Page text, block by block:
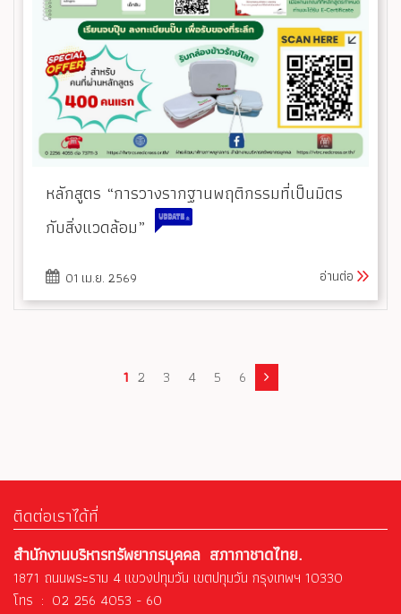
หลักสูตร “การวางรากฐานพฤติกรรมที่เป็นมิตร
กับสิ่งแวดล้อม”
01 เม.ย. 2569 อ่านต่อ
1 2 3 4 5 6
ติดต่อเราได้ที่
สำนักงานบริหารทรัพยากรบุคคล สภากาชาดไทย.
1871 ถนนพระราม 4 แขวงปทุมวัน เขตปทุมวัน กรุงเทพฯ 10330
โทร : 02 256 4053 - 60